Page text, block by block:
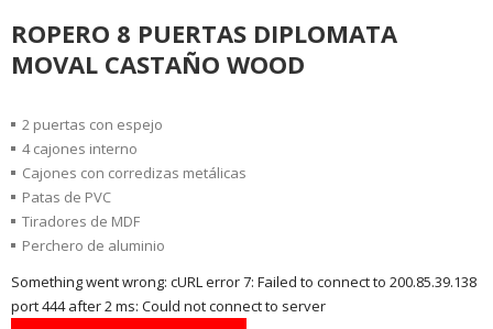
ROPERO 8 PUERTAS DIPLOMATA
MOVAL CASTAÑO WOOD
2 puertas con espejo
4 cajones interno
Cajones con corredizas metálicas
Patas de PVC
Tiradores de MDF
Perchero de aluminio
Something went wrong: cURL error 7: Failed to connect to 200.85.39.138
port 444 after 2 ms: Could not connect to server